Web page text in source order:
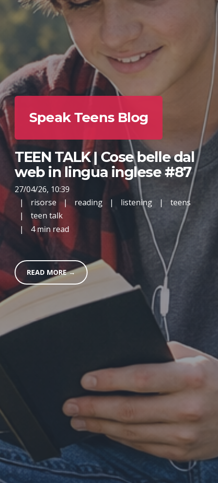
Speak Teens Blog
TEEN TALK | Cose belle dal
web in lingua inglese #87
27/04/26, 10:39
|
risorse | reading | listening |
teens
|
teen talk
|
4 min read
READ MORE →